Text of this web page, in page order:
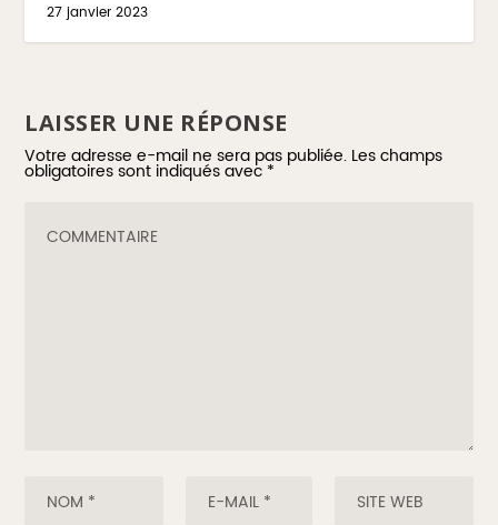
27 janvier 2023
LAISSER UNE RÉPONSE
Votre adresse e-mail ne sera pas publiée. Les champs
obligatoires sont indiqués avec *